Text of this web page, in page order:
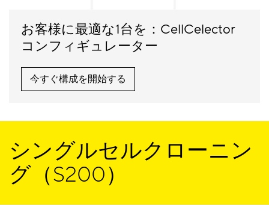
お客様に最適な1台を：CellCelector
コンフィギュレーター
今すぐ構成を開始する
シングルセルクローニン
グ（S200）